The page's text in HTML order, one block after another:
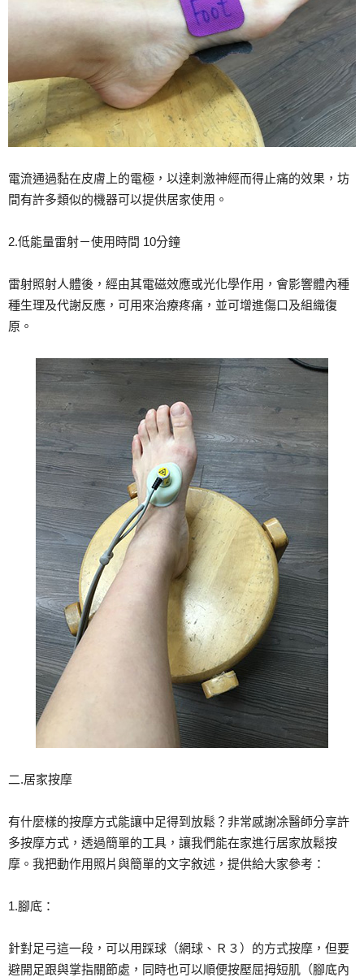
電流通過黏在皮膚上的電極，以達刺激神經而得止痛的效果，坊
間有許多類似的機器可以提供居家使用。
2.低能量雷射－使用時間 10分鐘
雷射照射人體後，經由其電磁效應或光化學作用，會影響體內種
種生理及代謝反應，可用來治療疼痛，並可增進傷口及組織復
原。
二.居家按摩
有什麼樣的按摩方式能讓中足得到放鬆？非常感謝凃醫師分享許
多按摩方式，透過簡單的工具，讓我們能在家進行居家放鬆按
摩。我把動作用照片與簡單的文字敘述，提供給大家參考：
1.腳底：
針對足弓這一段，可以用踩球（網球、Ｒ３）的方式按摩，但要
避開足跟與掌指關節處，同時也可以順便按壓屈拇短肌（腳底內